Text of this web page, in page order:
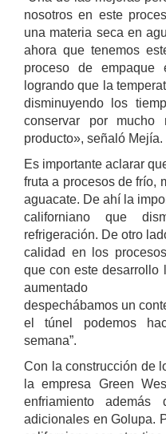
nosotros en este
una materia seca en
ahora que tenemos
proceso de
logrando que la
disminuyendo los
conservar por
producto», señaló Mejía.
Es importante aclarar
fruta a procesos de frío,
aguacate. De ahí la
californiano que
refrigeración. De otro
calidad en los
que con este desarrollo
aumentado
despechábamos un
el túnel podemos
semana”.
Con la construcción de
la empresa Green
enfriamiento
adicionales en Golupa.